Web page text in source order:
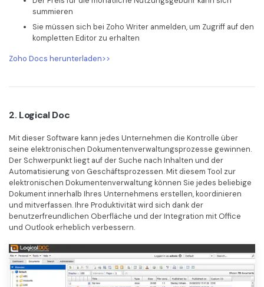
summieren
Sie müssen sich bei Zoho Writer anmelden, um Zugriff auf den
kompletten Editor zu erhalten
Zoho Docs herunterladen>>
2. Logical Doc
Mit dieser Software kann jedes Unternehmen die Kontrolle über
seine elektronischen Dokumentenverwaltungsprozesse gewinnen.
Der Schwerpunkt liegt auf der Suche nach Inhalten und der
Automatisierung von Geschäftsprozessen. Mit diesem Tool zur
elektronischen Dokumentenverwaltung können Sie jedes beliebige
Dokument innerhalb Ihres Unternehmens erstellen, koordinieren
und mitverfassen. Ihre Produktivität wird sich dank der
benutzerfreundlichen Oberfläche und der Integration mit Office
und Outlook erheblich verbessern.